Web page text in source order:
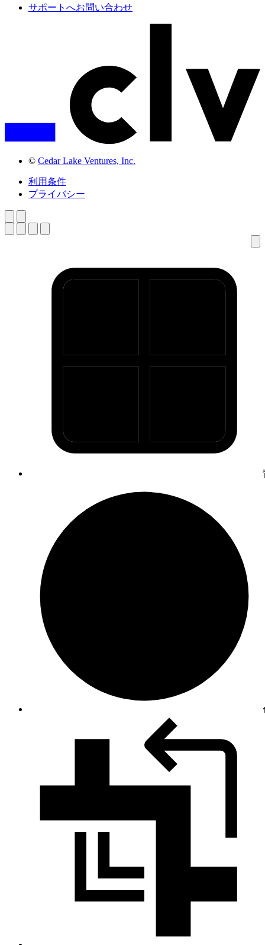
サポートへお問い合わせ
© Cedar Lake Ventures, Inc.
利用条件
プライバシー